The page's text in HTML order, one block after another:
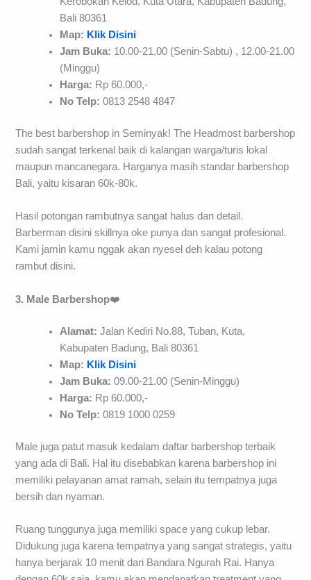
Bali 80361
Map: Klik Disini
Jam Buka: 10.00-21.00 (Senin-Sabtu) , 12.00-21.00
(Minggu)
Harga: Rp 60.000,-
No Telp:0813 2548 4847
The best barbershop in Seminyak! The Headmost barbershop
sudah sangat terkenal baik di kalangan warga/turis lokal
maupun mancanegara. Harganya masih standar barbershop
Bali, yaitu kisaran 60k-80k.
Hasil potongan rambutnya sangat halus dan detail.
Barberman disini skillnya oke punya dan sangat profesional.
Kami jamin kamu nggak akan nyesel deh kalau potong
rambut disini.
3. Male Barbershop❤️
Alamat: Jalan Kediri No.88, Tuban, Kuta,
Kabupaten Badung, Bali 80361
Map: Klik Disini
Jam Buka: 09.00-21.00 (Senin-Minggu)
Harga: Rp 60.000,-
No Telp:0819 1000 0259
Male juga patut masuk kedalam daftar barbershop terbaik
yang ada di Bali. Hal itu disebabkan karena barbershop ini
memiliki pelayanan amat ramah, selain itu tempatnya juga
bersih dan nyaman.
Ruang tunggunya juga memiliki space yang cukup lebar.
Didukung juga karena tempatnya yang sangat strategis, yaitu
hanya berjarak 10 menit dari Bandara Ngurah Rai. Hanya